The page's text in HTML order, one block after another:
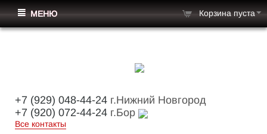
+7 (929) 048-44-24 г.Нижний Новгород
+7 (920) 072-44-24 г.Бор
Все контакты
МЕНЮ Корзина пуста